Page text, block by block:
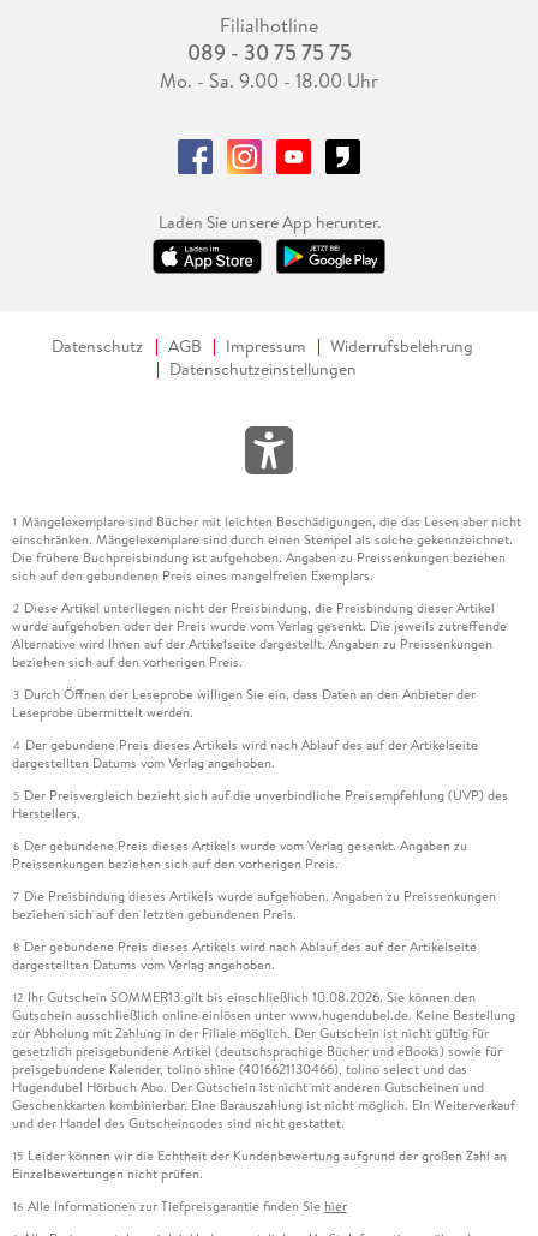
Filialhotline
089 - 30 75 75 75
Mo. - Sa. 9.00 - 18.00 Uhr
Laden Sie unsere App herunter.
Datenschutz AGB Impressum
Widerrufsbelehrung
Datenschutzeinstellungen
1 Mängelexemplare sind Bücher mit leichten Beschädigungen, die das Lesen aber nicht
einschränken. Mängelexemplare sind durch einen Stempel als solche gekennzeichnet.
Die frühere Buchpreisbindung ist aufgehoben. Angaben zu Preissenkungen beziehen
sich auf den gebundenen Preis eines mangelfreien Exemplars.
2 Diese Artikel unterliegen nicht der Preisbindung, die Preisbindung dieser Artikel
wurde aufgehoben oder der Preis wurde vom Verlag gesenkt. Die jeweils zutreffende
Alternative wird Ihnen auf der Artikelseite dargestellt. Angaben zu Preissenkungen
beziehen sich auf den vorherigen Preis.
3 Durch Öffnen der Leseprobe willigen Sie ein, dass Daten an den Anbieter der
Leseprobe übermittelt werden.
4 Der gebundene Preis dieses Artikels wird nach Ablauf des auf der Artikelseite
dargestellten Datums vom Verlag angehoben.
5 Der Preisvergleich bezieht sich auf die unverbindliche Preisempfehlung (UVP) des
Herstellers.
6 Der gebundene Preis dieses Artikels wurde vom Verlag gesenkt. Angaben zu
Preissenkungen beziehen sich auf den vorherigen Preis.
7 Die Preisbindung dieses Artikels wurde aufgehoben. Angaben zu Preissenkungen
beziehen sich auf den letzten gebundenen Preis.
8 Der gebundene Preis dieses Artikels wird nach Ablauf des auf der Artikelseite
dargestellten Datums vom Verlag angehoben.
12 Ihr Gutschein SOMMER13 gilt bis einschließlich 10.08.2026. Sie können den
Gutschein ausschließlich online einlösen unter www.hugendubel.de. Keine Bestellung
zur Abholung mit Zahlung in der Filiale möglich. Der Gutschein ist nicht gültig für
gesetzlich preisgebundene Artikel (deutschsprachige Bücher und eBooks) sowie für
preisgebundene Kalender, tolino shine (4016621130466), tolino select und das
Hugendubel Hörbuch Abo. Der Gutschein ist nicht mit anderen Gutscheinen und
Geschenkkarten kombinierbar. Eine Barauszahlung ist nicht möglich. Ein Weiterverkauf
und der Handel des Gutscheincodes sind nicht gestattet.
15 Leider können wir die Echtheit der Kundenbewertung aufgrund der großen Zahl an
Einzelbewertungen nicht prüfen.
16 Alle Informationen zur Tiefpreisgarantie finden Sie hier